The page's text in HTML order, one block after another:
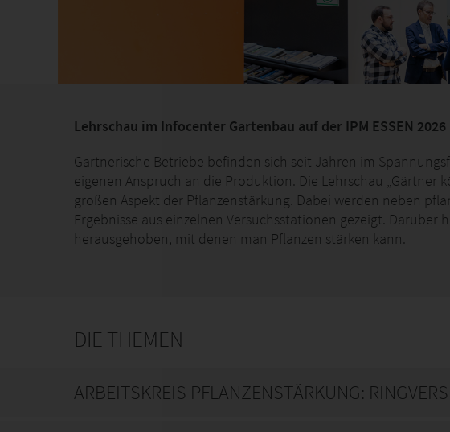
Lehrschau im Infocenter Gartenbau auf der IPM ESSEN 2026
Gärtnerische Betriebe befinden sich seit Jahren im
eigenen Anspruch an die Produktion. Die Lehrschau „Gärtner
großen Aspekt der Pflanzenstärkung. Dabei werden neben
Ergebnisse aus einzelnen Versuchsstationen gezeigt.
herausgehoben, mit denen man Pflanzen stärken kann.
DIE THEMEN
ARBEITSKREIS PFLANZENSTÄRKUNG: